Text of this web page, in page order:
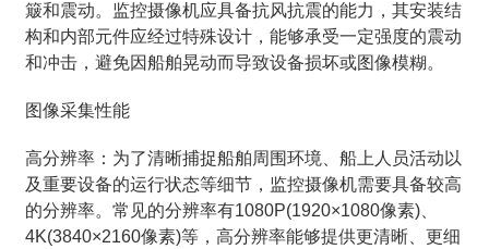
簸和震动。监控摄像机应具备抗风抗震的能力，其安装结
构和内部元件应经过特殊设计，能够承受一定强度的震动
和冲击，避免因船舶晃动而导致设备损坏或图像模糊。
图像采集性能
高分辨率：为了清晰捕捉船舶周围环境、船上人员活动以
及重要设备的运行状态等细节，监控摄像机需要具备较高
的分辨率。常见的分辨率有1080P(1920×1080像素)、
4K(3840×2160像素)等，高分辨率能够提供更清晰、更细